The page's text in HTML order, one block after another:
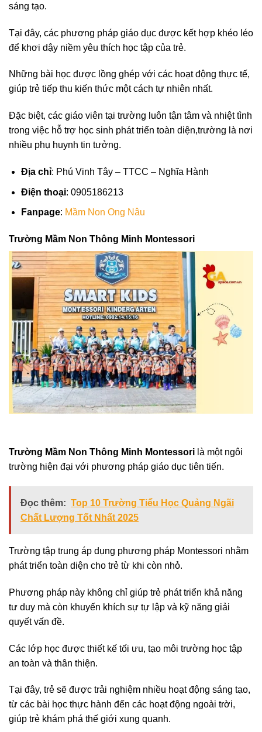
sáng tạo.
Tại đây, các phương pháp giáo dục được kết hợp khéo léo
để khơi dậy niềm yêu thích học tập của trẻ.
Những bài học được lồng ghép với các hoạt động thực tế,
giúp trẻ tiếp thu kiến thức một cách tự nhiên nhất.
Đặc biệt, các giáo viên tại trường luôn tận tâm và nhiệt tình
trong việc hỗ trợ học sinh phát triển toàn diện,trường là nơi
nhiều phụ huynh tin tưởng.
Địa chỉ: Phú Vinh Tây – TTCC – Nghĩa Hành
Điện thoại: 0905186213
Fanpage: Mầm Non Ong Nâu
Trường Mầm Non Thông Minh Montessori
Trường Mầm Non Thông Minh Montessori là một ngôi
trường hiện đại với phương pháp giáo dục tiên tiến.
Đọc thêm: Top 10 Trường Tiểu Học Quảng Ngãi
Chất Lượng Tốt Nhất 2025
Trường tập trung áp dụng phương pháp Montessori nhằm
phát triển toàn diện cho trẻ từ khi còn nhỏ.
Phương pháp này không chỉ giúp trẻ phát triển khả năng
tư duy mà còn khuyến khích sự tự lập và kỹ năng giải
quyết vấn đề.
Các lớp học được thiết kế tối ưu, tạo môi trường học tập
an toàn và thân thiện.
Tại đây, trẻ sẽ được trải nghiệm nhiều hoạt động sáng tạo,
từ các bài học thực hành đến các hoạt động ngoài trời,
giúp trẻ khám phá thế giới xung quanh.